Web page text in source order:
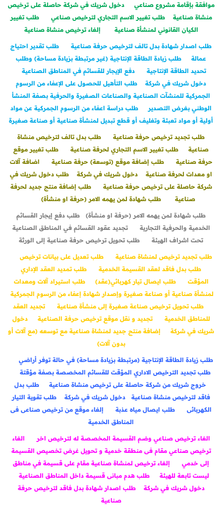
موافقة بإقامة مشروع صناعي
دخول شريك في شركة حاصلة على ترخيص
منشاة صناعية
طلب تغيير الاسم التجاري لترخيص صناعي
طلب تغيير
الكيان القانوني لمنشأة صناعية
إلغاء ترخيص منشاة صناعية
طلب اصدار شهادة بدل تالف لترخيص حرفة صناعية
طلب تقدير احتياج
عمالة
طلب زيادة الطاقة الإنتاجية (غير مرتبطة بزيادة مساحة) وطلب
تحديد الطاقة الإنتاجية
دفع الإيجار للقسائم في المناطق الصناعية
دخول شريك في شركة
طلب التأهيل للحصول على الإعفاء من الرسوم
الجمركية للمنشآت الصناعية والصناعات الصغيرة والحرفية بصفة المنشأ
الوطني بغرض التصدير
طلب دراسة اعفاء من الرسوم الجمركية عن مواد
أولية أو مواد تعبئة وتغليف أو قطع تبديل لمنشأة صناعية أو صناعة صغيرة
طلب تجديد ترخيص حرفة صناعية
طلب بدل تالف لترخيص منشاة
صناعية
طلب تغيير الاسم التجاري لحرفة صناعية
طلب تغيير موقع
حرفة صناعية
طلب إضافة موقع (توسعة) حرفة صناعية
اضافة آلات
او معدات لحرفة صناعية
دخول شريك في شركة
طلب دخول شريك في
شركة حاصلة على ترخيص حرفة صناعية
طلب إضافة منتج جديد لحرفة
صناعية
طلب شهادة لمن يهمه الامر (حرفة او منشأة)
طلب شهادة لمن يهمه الامر (حرفة او منشأة)
طلب دفع إيجار القسائم
الخدمية والحرفية التجارية
تجديد عقود القسائم في المناطق الصناعية
تحت اشراف الهيئة
طلب تحويل ترخيص حرفة صناعية إلى الورثة
طلب تجديد ترخيص لمنشاة صناعية
طلب تعديل على بيانات ترخيص
طلب بدل فاقد لعقد القسيمة الخدمية
طلب تمديد العقد الإداري
المؤقت
طلب ايصال تيار كهربائي(عقد)
طلب استيراد آلات ومعدات
لمنشأة صناعية أو صناعة صغيرة وإصدار شهادة إعفاء من الرسوم الجمركية
طلب تحويل ترخيص صناعة صغيرة إلى منشأة صناعية
تجديد العقد
للمناطق الخدمية
تجديد و نقل موقع ترخيص حرفة الصناعية
دخول
شريك في شركة
إضافة منتج جديد لمنشاة صناعية مع توسعه (مع آلات أو
بدون آلات)
طلب زيادة الطاقة الإنتاجية (مرتبطة بزيادة مساحة) في حالة توفر أراضي
طلب تجديد الترخيص الاداري المؤقت للقسائم المخصصة بصفة مؤقتة
خروج شريك من شركة حاصلة على ترخيص منشاة صناعية
طلب بدل
فاقد لترخيص منشاة صناعية
دخول شريك في شركة
طلب تقوية التيار
الكهربائى
طلب ايصال مياه عذبة
إلغاء موقع من ترخيص صناعى فى
المناطق الخدمية
الغاء ترخيص صناعي وضم القسيمة المخصصة له لترخيص اخر
الغاء
ترخيص صناعي مقام فى منطقة خدمية و تحويل غرض تخصيص القسيمة
إلى خدمي
إلغاء ترخيص لمنشاة صناعية مقام على قسيمة في مناطق
ليست تابعة للهيئة
طلب هدم مبانى قسيمة داخل المناطق الصناعية
دخول شريك في شركة
طلب اصدار شهادة بدل فاقد لترخيص حرفة
صناعية